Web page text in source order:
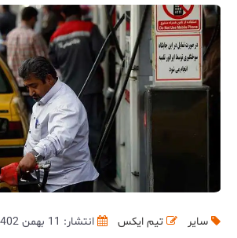
سایر تیم ایکس
انتشار: 11 بهمن 1402